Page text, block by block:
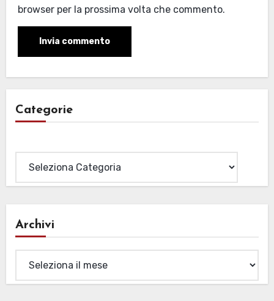
browser per la prossima volta che commento.
Categorie
Archivi